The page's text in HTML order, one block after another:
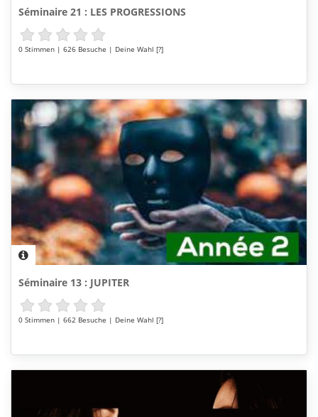
Séminaire 21 : LES PROGRESSIONS
0 Stimmen | 626 Besuche | Deine Wahl [?]
Séminaire 13 : JUPITER
0 Stimmen | 662 Besuche | Deine Wahl [?]